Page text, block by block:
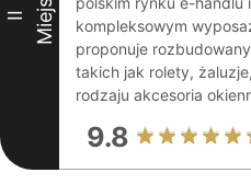
II
kompleksowym
proponuje
takich jak rolety,
rodzaju akcesoria
9.8